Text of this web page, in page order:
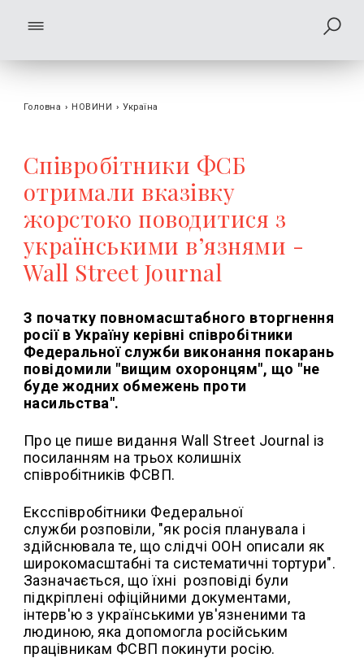
Головна › НОВИНИ › Україна
Співробітники ФСБ
отримали вказівку
жорстоко поводитися з
українськими в’язнями -
Wall Street Journal
З початку повномасштабного вторгнення
росії в Україну керівні співробітники
Федеральної служби виконання покарань
повідомили "вищим охоронцям", що "не
буде жодних обмежень проти
насильства".
Про це пише видання Wall Street Journal із
посиланням на трьох колишніх
співробітників ФСВП.
Ексспівробітники Федеральної
служби розповіли, "як росія планувала і
здійснювала те, що слідчі ООН описали як
широкомасштабні та систематичні тортури".
Зазначається, що їхні розповіді були
підкріплені офіційними документами,
інтерв'ю з українськими ув'язненими та
людиною, яка допомогла російським
працівникам ФСВП покинути росію.